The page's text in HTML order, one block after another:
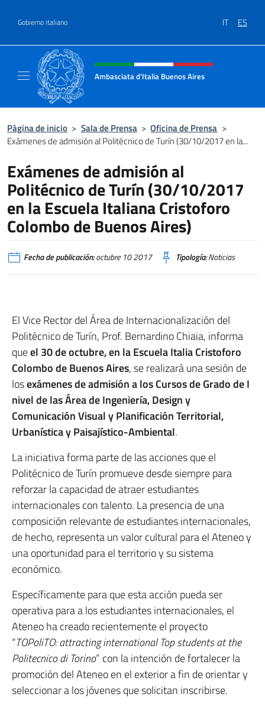
Gobierno italiano IT ES
Encabezado del sitio web,
Ambasciata d'Italia Buenos Aires
Página de inicio > Sala de Prensa > Oficina de Prensa >
Exámenes de admisión al Politécnico de Turín (30/10/2017 en la...
Exámenes de admisión al
Politécnico de Turín (30/10/2017
en la Escuela Italiana Cristoforo
Colombo de Buenos Aires)
Fecha de publicación:octubre 10 2017 Tipología:Noticias
El Vice Rector del Área de Internacionalización del
Politécnico de Turín, Prof. Bernardino Chiaia, informa
queel 30 de octubre, en la Escuela Italia Cristoforo
Colombo de Buenos Aires, se realizará una sesión de
losexámenes de admisión a los Cursos de Grado de I
nivel de las Área de Ingeniería, Design y
Comunicación Visual y Planificación Territorial,
Urbanística y Paisajístico-Ambiental.
La iniciativa forma parte de las acciones que el
Politécnico de Turín promueve desde siempre para
reforzar la capacidad de atraer estudiantes
internacionales con talento. La presencia de una
composición relevante de estudiantes internacionales,
de hecho, representa un valor cultural para el Ateneo y
una oportunidad para el territorio y su sistema
económico.
Específicamente para que esta acción pueda ser
operativa para a los estudiantes internacionales, el
Ateneo ha creado recientemente el proyecto
“TOPoliTO: attracting international Top students at the
Politecnico di Torino” con la intención de fortalecer la
promoción del Ateneo en el exterior a fin de orientar y
seleccionar a los jóvenes que solicitan inscribirse.